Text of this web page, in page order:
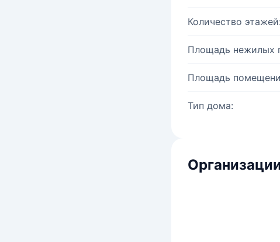
Количество этажей:
Площадь нежилых
Площадь
Тип дома: